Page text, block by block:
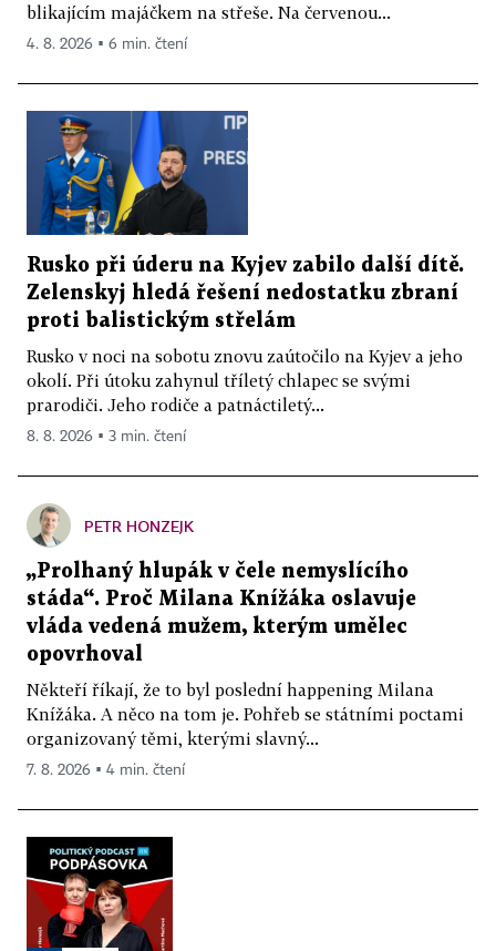
blikajícím majáčkem na střeše. Na červenou...
4. 8. 2026 ▪ 6 min. čtení
Rusko při úderu na Kyjev zabilo další dítě.
Zelenskyj hledá řešení nedostatku zbraní
proti balistickým střelám
Rusko v noci na sobotu znovu zaútočilo na Kyjev a jeho
okolí. Při útoku zahynul tříletý chlapec se svými
prarodiči. Jeho rodiče a patnáctiletý...
8. 8. 2026 ▪ 3 min. čtení
PETR HONZEJK
„Prolhaný hlupák v čele nemyslícího
stáda“. Proč Milana Knížáka oslavuje
vláda vedená mužem, kterým umělec
opovrhoval
Někteří říkají, že to byl poslední happening Milana
Knížáka. A něco na tom je. Pohřeb se státními poctami
organizovaný těmi, kterými slavný...
7. 8. 2026 ▪ 4 min. čtení